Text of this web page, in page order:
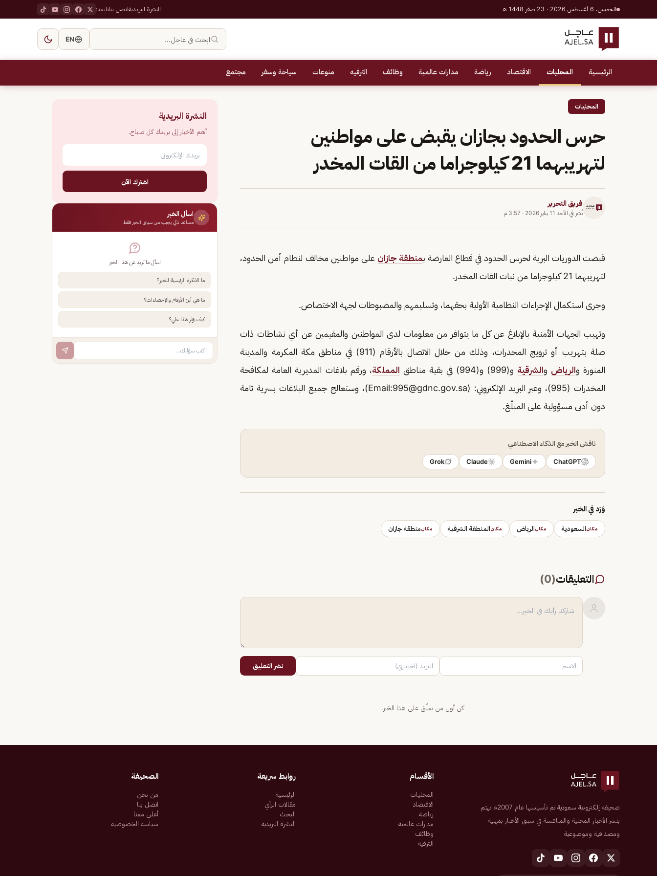
الخميس، 6 أغسطس 2026 · 23 صفر 1448 هـ النشرة البريديةاتصل بناتابعنا:
ابحث في عاجل… EN
الرئيسية المحليات الاقتصاد رياضة مدارات عالمية وظائف الترفيه منوعات سياحة وسفر مجتمع
المحليات
حرس الحدود بجازان يقبض على مواطنين
لتهريبهما 21 كيلوجراما من القات المخدر
فريق التحرير
نُشر في الأحد 11 يناير 2026 · 3:57 م
قبضت الدوريات البرية لحرس الحدود في قطاع العارضة بمنطقة جازان على مواطنين مخالف لنظام أمن الحدود،
لتهريبهما 21 كيلوجراما من نبات القات المخدر.
وجرى استكمال الإجراءات النظامية الأولية بحقهما، وتسليمهم والمضبوطات لجهة الاختصاص.
وتهيب الجهات الأمنية بالإبلاغ عن كل ما يتوافر من معلومات لدى المواطنين والمقيمين عن أي نشاطات ذات
صلة بتهريب أو ترويج المخدرات، وذلك من خلال الاتصال بالأرقام (911) في مناطق مكة المكرمة والمدينة
المنورة والرياض والشرقية و(999) و(994) في بقية مناطق المملكة، ورقم بلاغات المديرية العامة لمكافحة
المخدرات (995)، وعبر البريد الإلكتروني: (Email:
995@gdnc.gov.sa
)، وستعالج جميع البلاغات بسرية تامة
دون أدنى مسؤولية على المبلّغ.
ناقش الخبر مع الذكاء الاصطناعي
ChatGPT
Gemini
Claude
Grok
وَرَد في الخبر
مكانالسعودية مكانالرياض مكانالمنطقة الشرقية مكانمنطقة جازان
التعليقات(
0
)
نشر التعليق
كن أول من يعلّق على هذا الخبر.
النشرة البريدية
أهم الأخبار إلى بريدك كل صباح.
اشترك الآن
اسأل الخبر
مساعد ذكي يجيب من سياق الخبر فقط
اسأل ما تريد عن هذا الخبر
ما الفكرة الرئيسية للخبر؟
ما هي أبرز الأرقام والإحصاءات؟
كيف يؤثر هذا علي؟
صحيفة إلكترونية سعودية تم تأسيسها عام 2007م تهتم
بنشر الأخبار المحلية والمنافسة في سبق الأخبار بمهنية
ومصداقية وموضوعية
الأقسام
المحليات
الاقتصاد
رياضة
مدارات عالمية
وظائف
الترفيه
روابط سريعة
الرئيسية
مقالات الرأي
البحث
النشرة البريدية
الصحيفة
من نحن
اتصل بنا
أعلن معنا
سياسة الخصوصية